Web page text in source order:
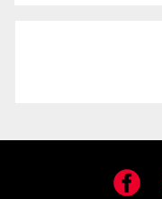
Facebook